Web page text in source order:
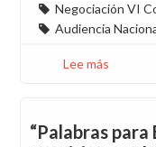
Negociación VI
Audiencia
Lee más
“Palabras para